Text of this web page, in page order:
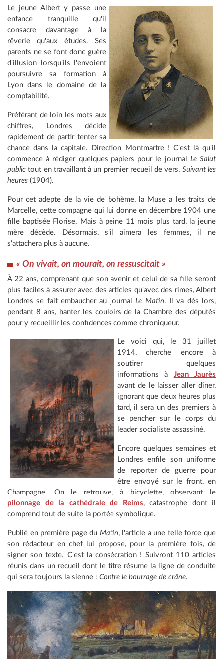
Le jeune Albert y passe une
enfance tranquille qu'il
consacre davantage à la
rêverie qu'aux études. Ses
parents ne se font donc guère
d'illusion lorsqu'ils l'envoient
poursuivre sa formation à
Lyon dans le domaine de la
comptabilité.
Préférant de loin les mots aux
chiffres, Londres décide
rapidement de partir tenter sa
chance dans la capitale. Direction Montmartre ! C'est là qu'il
commence à rédiger quelques papiers pour le journal Le Salut
public tout en travaillant à un premier recueil de vers, Suivant les
heures (1904).
Pour cet adepte de la vie de bohème, la Muse a les traits de
Marcelle, cette compagne qui lui donne en décembre 1904 une
fille baptisée Florise. Mais à peine 11 mois plus tard, la jeune
mère décède. Désormais, s'il aimera les femmes, il ne
s'attachera plus à aucune.
« On vivait, on mourait, on ressuscitait »
À 22 ans, comprenant que son avenir et celui de sa fille seront
plus faciles à assurer avec des articles qu'avec des rimes, Albert
Londres se fait embaucher au journal Le Matin. Il va dès lors,
pendant 8 ans, hanter les couloirs de la Chambre des députés
pour y recueillir les confidences comme chroniqueur.
Le voici qui, le 31 juillet
1914, cherche encore à
soutirer quelques
informations à Jean Jaurès
avant de le laisser aller dîner,
ignorant que deux heures plus
tard, il sera un des premiers à
se pencher sur le corps du
leader socialiste assassiné.
Encore quelques semaines et
Londres enfile son uniforme
de reporter de guerre pour
être envoyé sur le front, en
Champagne. On le retrouve, à bicyclette, observant le
pilonnage de la cathédrale de Reims, catastrophe dont il
comprend tout de suite la portée symbolique.
Publié en première page du Matin, l'article a une telle force que
son rédacteur en chef lui propose, pour la première fois, de
signer son texte. C'est la consécration ! Suivront 110 articles
réunis dans un recueil dont le titre résume la ligne de conduite
qui sera toujours la sienne : Contre le bourrage de crâne.